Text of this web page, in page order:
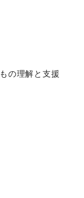
の理解と支援